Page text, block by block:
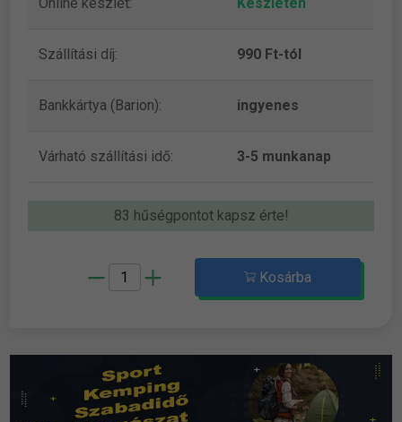
Szállítási díj: 990 Ft-tól
Bankkártya (Barion): ingyenes
Várható szállítási idő: 3-5 munkanap
83 hűségpontot kapsz érte!
Kosárba